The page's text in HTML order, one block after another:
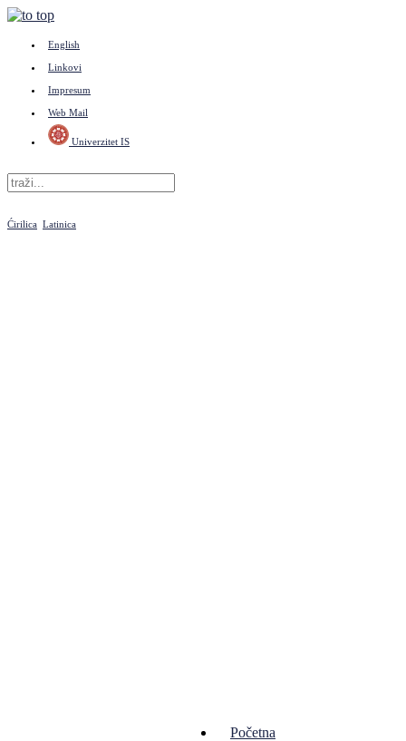
English
Linkovi
Impresum
Web Mail
Univerzitet IS
Ćirilica Latinica
Početna